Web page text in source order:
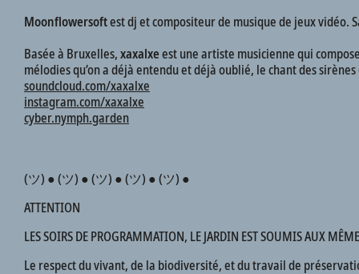
Moonflowersoftest dj et compositeur de musique de jeux vidéo.
Basée à Bruxelles,xaxalxeest une artiste musicienne qui
mélodies qu’on a déjà entendu et déjà oublié, le chant des
soundcloud.com/xaxalxe
instagram.com/xaxalxe
cyber.nymph.garden
(ツ) ● (ツ) ● (ツ) ● (ツ) ● (ツ) ●
ATTENTION
LES SOIRS DE PROGRAMMATION, LE JARDIN EST SOUMIS AUX
Le respect du vivant, de la biodiversité, et du travail de